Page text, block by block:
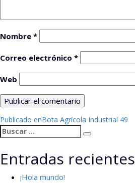
Nombre *
Correo electrónico *
Web
Navegación
de
entradas
Publicado enBota Agrícola Industrial 49
Buscar
por:
Buscar
Entradas recientes
¡Hola mundo!